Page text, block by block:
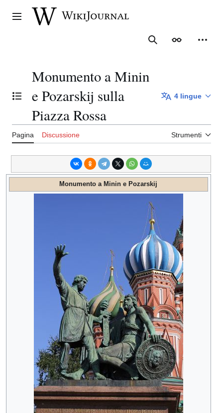
contenutoMenu principale
RicercaAspetto
Mostra/Nascondi l'indice
Monumento a Minin
e Pozarskij sulla
Piazza Rossa
4 lingue
Pagina Discussione Strumenti
Monumento a Minin e Pozarskij